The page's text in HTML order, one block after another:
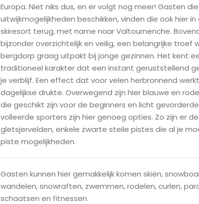
Europa. Niet niks dus, en er volgt nog meer! Gasten
uitwijkmogelijkheden beschikken, vinden die ook hier
skiresort terug, met name naar Valtournenche.
bijzonder overzichtelijk en veilig, een belangrijke troef
bergdorp graag uitpakt bij jonge gezinnen. Het kent
traditioneel karakter dat een instant geruststellend
je verblijf. Een effect dat voor velen herbronnend
dagelijkse drukte. Overwegend zijn hier blauwe en
die geschikt zijn voor de beginners en licht
volleerde sporters zijn hier genoeg opties. Zo zijn er
gletsjervelden, enkele zwarte steile pistes die al je
piste mogelijkheden.
Gasten kunnen hier gemakkelijk komen skiën,
wandelen, snowraften, zwemmen, rodelen, curlen,
schaatsen en fitnessen.